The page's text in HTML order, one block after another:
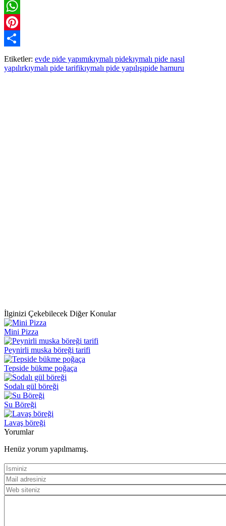
Twitter
WhatsApp
Pinterest
Paylaş
Etiketler: evde pide yapımıkıymalı pidekıymalı pide nasıl
yapılırkıymalı pide tarifikıymalı pide yapılışıpide hamuru
İlginizi Çekebilecek Diğer Konular
Mini Pizza
Peynirli muska böreği tarifi
Tepside bükme poğaça
Sodalı gül böreği
Su Böreği
Lavaş böreği
Yorumlar
Henüz yorum yapılmamış.